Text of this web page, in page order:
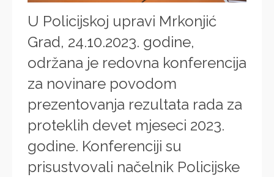
U Policijskoj upravi Mrkonjić
Grad, 24.10.2023. godine,
održana je redovna konferencija
za novinare povodom
prezentovanja rezultata rada za
proteklih devet mjeseci 2023.
godine. Konferenciji su
prisustvovali načelnik Policijske